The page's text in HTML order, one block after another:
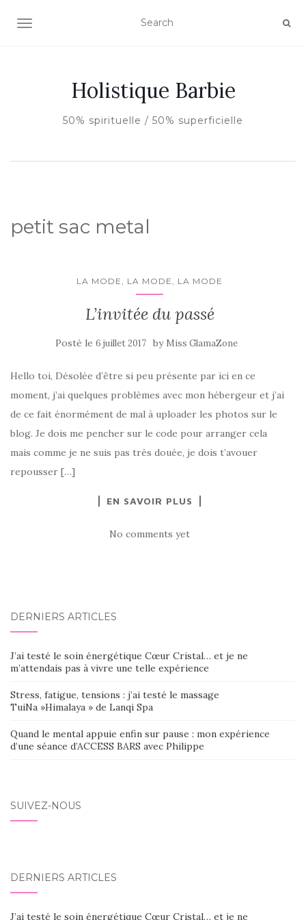
AFFICHER/MASQUER LA NAVIGATION
Holistique Barbie
50% spirituelle / 50% superficielle
petit sac metal
LA MODE, LA MODE, LA MODE
L’invitée du passé
Posté le 6 juillet 2017 by Miss GlamaZone
Hello toi, Désolée d’être si peu présente par ici en ce
moment, j’ai quelques problèmes avec mon hébergeur et j’ai
de ce fait énormément de mal à uploader les photos sur le
blog. Je dois me pencher sur le code pour arranger cela
mais comme je ne suis pas très douée, je dois t’avouer
repousser […]
EN SAVOIR PLUS
No comments yet
DERNIERS ARTICLES
J’ai testé le soin énergétique Cœur Cristal… et je ne
m’attendais pas à vivre une telle expérience
Stress, fatigue, tensions : j’ai testé le massage
TuiNa »Himalaya » de Lanqi Spa
Quand le mental appuie enfin sur pause : mon expérience
d’une séance d’ACCESS BARS avec Philippe
SUIVEZ-NOUS
DERNIERS ARTICLES
J’ai testé le soin énergétique Cœur Cristal… et je ne